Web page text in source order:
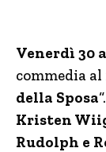
Venerdì 30
commedia
della Sposa
Kristen
Rudolph e